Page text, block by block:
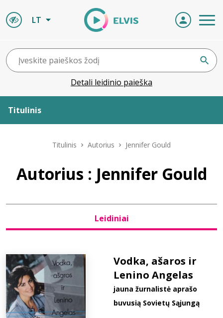
LT
Detali leidinio paieška
Titulinis
Leidiniai
D.U.K.
Titulinis Autorius Jennifer Gould
Autorius : Jennifer Gould
Leidiniai
Vodka, ašaros ir
Lenino Angelas
jauna žurnalistė aprašo
buvusią Sovietų Sąjungą